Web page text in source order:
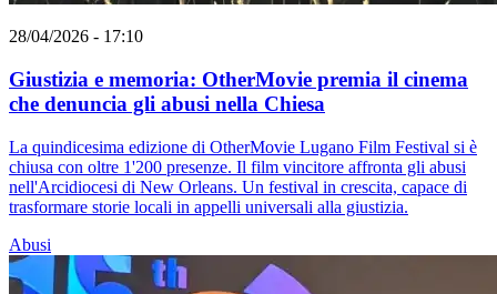
28/04/2026 - 17:10
Giustizia e memoria: OtherMovie premia il cinema
che denuncia gli abusi nella Chiesa
La quindicesima edizione di OtherMovie Lugano Film Festival si è
chiusa con oltre 1'200 presenze. Il film vincitore affronta gli abusi
nell'Arcidiocesi di New Orleans. Un festival in crescita, capace di
trasformare storie locali in appelli universali alla giustizia.
Abusi